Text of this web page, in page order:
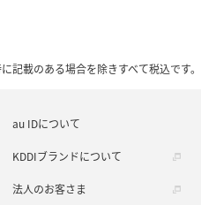
記載のある場合を除きすべて税込です。
au IDについて
KDDIブランドについて
法人のお客さま